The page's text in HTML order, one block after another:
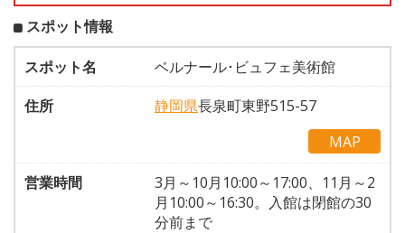
スポット情報
スポット名
ベルナール･ビュフェ美術館
住所
静岡県長泉町東野515-57
MAP
営業時間
3月～10月10:00～17:00、11月～2
月10:00～16:30。入館は閉館の30
分前まで